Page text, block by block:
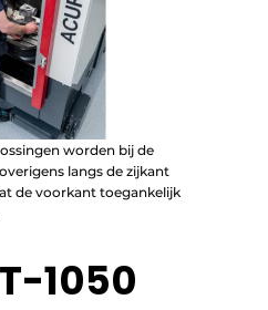
worden bij de
langs de zijkant
de voorkant toegankelijk
1050